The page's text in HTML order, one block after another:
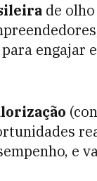
de
engajar
e